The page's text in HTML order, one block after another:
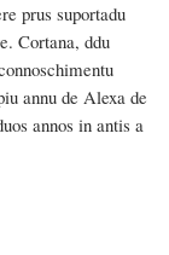
prus suportadu
Cortana, ddu
annu de Alexa de
annos in antis a